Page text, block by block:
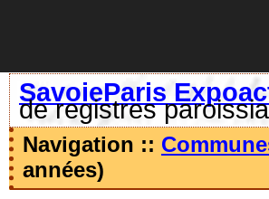
SavoieParis
de registres
Navigation ::
années)